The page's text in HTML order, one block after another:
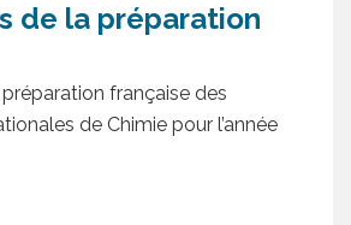
de la préparation
française des
de Chimie pour l’année